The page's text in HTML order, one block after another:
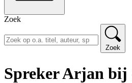
Zoek
Zoek
Spreker Arjan bij